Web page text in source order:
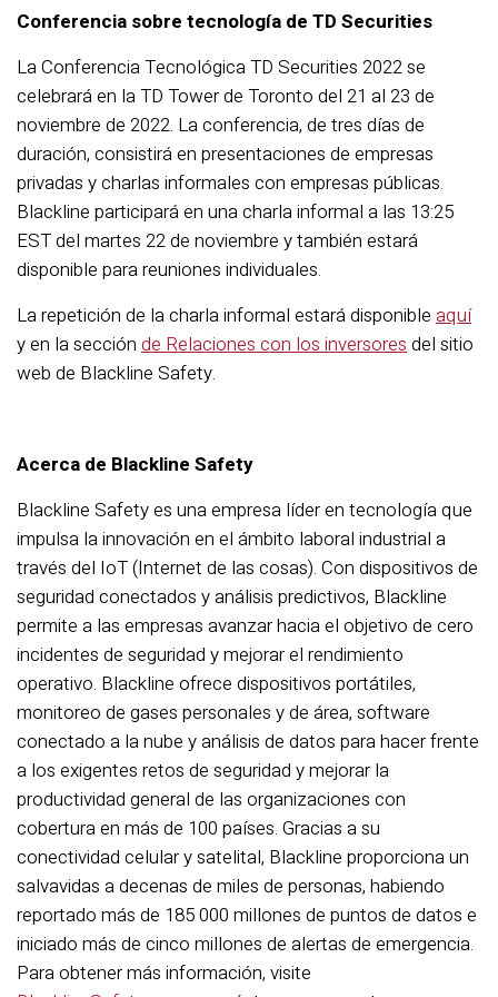
Conferencia sobre tecnología de TD Securities
La Conferencia Tecnológica TD Securities 2022 se
celebrará en la TD Tower de Toronto del 21 al 23 de
noviembre de 2022. La conferencia, de tres días de
duración, consistirá en presentaciones de empresas
privadas y charlas informales con empresas públicas.
Blackline participará en una charla informal a las 13:25
EST del martes 22 de noviembre y también estará
disponible para reuniones individuales.
La repetición de la charla informal estará disponible aquí
y en la sección de Relaciones con los inversoresdel sitio
web de Blackline Safety.
Acerca de Blackline Safety
Blackline Safety es una empresa líder en tecnología que
impulsa la innovación en el ámbito laboral industrial a
través del IoT (Internet de las cosas). Con dispositivos de
seguridad conectados y análisis predictivos, Blackline
permite a las empresas avanzar hacia el objetivo de cero
incidentes de seguridad y mejorar el rendimiento
operativo. Blackline ofrece dispositivos portátiles,
monitoreo de gases personales y de área, software
conectado a la nube y análisis de datos para hacer frente
a los exigentes retos de seguridad y mejorar la
productividad general de las organizaciones con
cobertura en más de 100 países. Gracias a su
conectividad celular y satelital, Blackline proporciona un
salvavidas a decenas de miles de personas, habiendo
reportado más de 185 000 millones de puntos de datos e
iniciado más de cinco millones de alertas de emergencia.
Para obtener más información, visite